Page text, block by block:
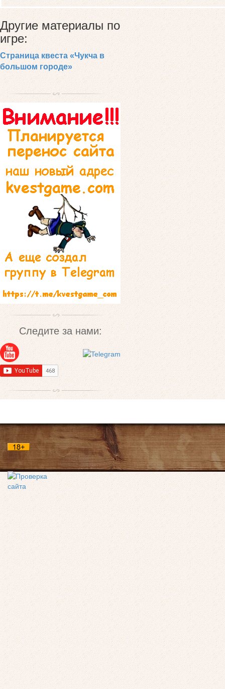
Другие материалы по
игре:
Страница квеста «Чукча в
большом городе»
Следите за нами: